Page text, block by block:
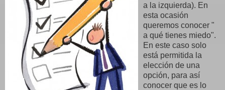
a la izquierda). En
esta ocasión
queremos conocer "
a qué tienes miedo".
En este caso solo
está permitida la
elección de una
opción, para así
conocer que es lo